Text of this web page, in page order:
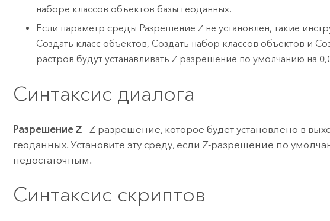
наборе классов объектов базы геоданных.
Если параметр среды Разрешение Z не установлен, такие
Создать класс объектов, Создать набор классов объектов и
растров будут устанавливать Z-разрешение по умолчанию на
Синтаксис диалога
Разрешение Z - Z-разрешение, которое будет установлено в
геоданных. Установите эту среду, если Z-разрешение по
недостаточным.
Синтаксис скриптов